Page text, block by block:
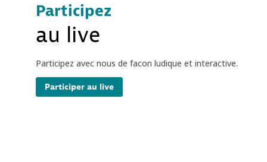
Participez
au live
Participez avec nous de facon ludique et interactive.
Participer au live